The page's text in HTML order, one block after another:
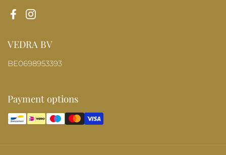
FacebookInstagram
VEDRA BV
BE0698953393
Payment options